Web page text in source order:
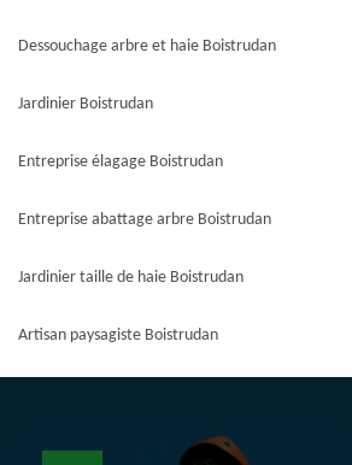
Dessouchage arbre et haie Boistrudan
Jardinier Boistrudan
Entreprise élagage Boistrudan
Entreprise abattage arbre Boistrudan
Jardinier taille de haie Boistrudan
Artisan paysagiste Boistrudan